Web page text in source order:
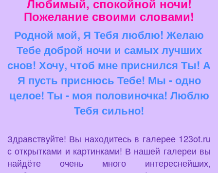
Любимый, спокойной ночи!
Пожелание своими словами!
Родной мой, Я Тебя люблю! Желаю
Тебе доброй ночи и самых лучших
снов! Хочу, чтоб мне приснился Ты! А
Я пусть приснюсь Тебе! Мы - одно
целое! Ты - моя половиночка! Люблю
Тебя сильно!
Здравствуйте! Вы находитесь в галерее 123ot.ru
с открытками и картинками! В нашей галереи вы
найдёте очень много интереснейших,